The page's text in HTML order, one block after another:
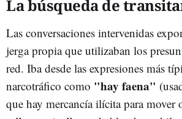
La búsqueda de
Las conversaciones intervenidas
jerga propia que utilizaban los
red. Iba desde las expresiones más
narcotráfico como "hay faena"
que hay mercancía ilícita para mover